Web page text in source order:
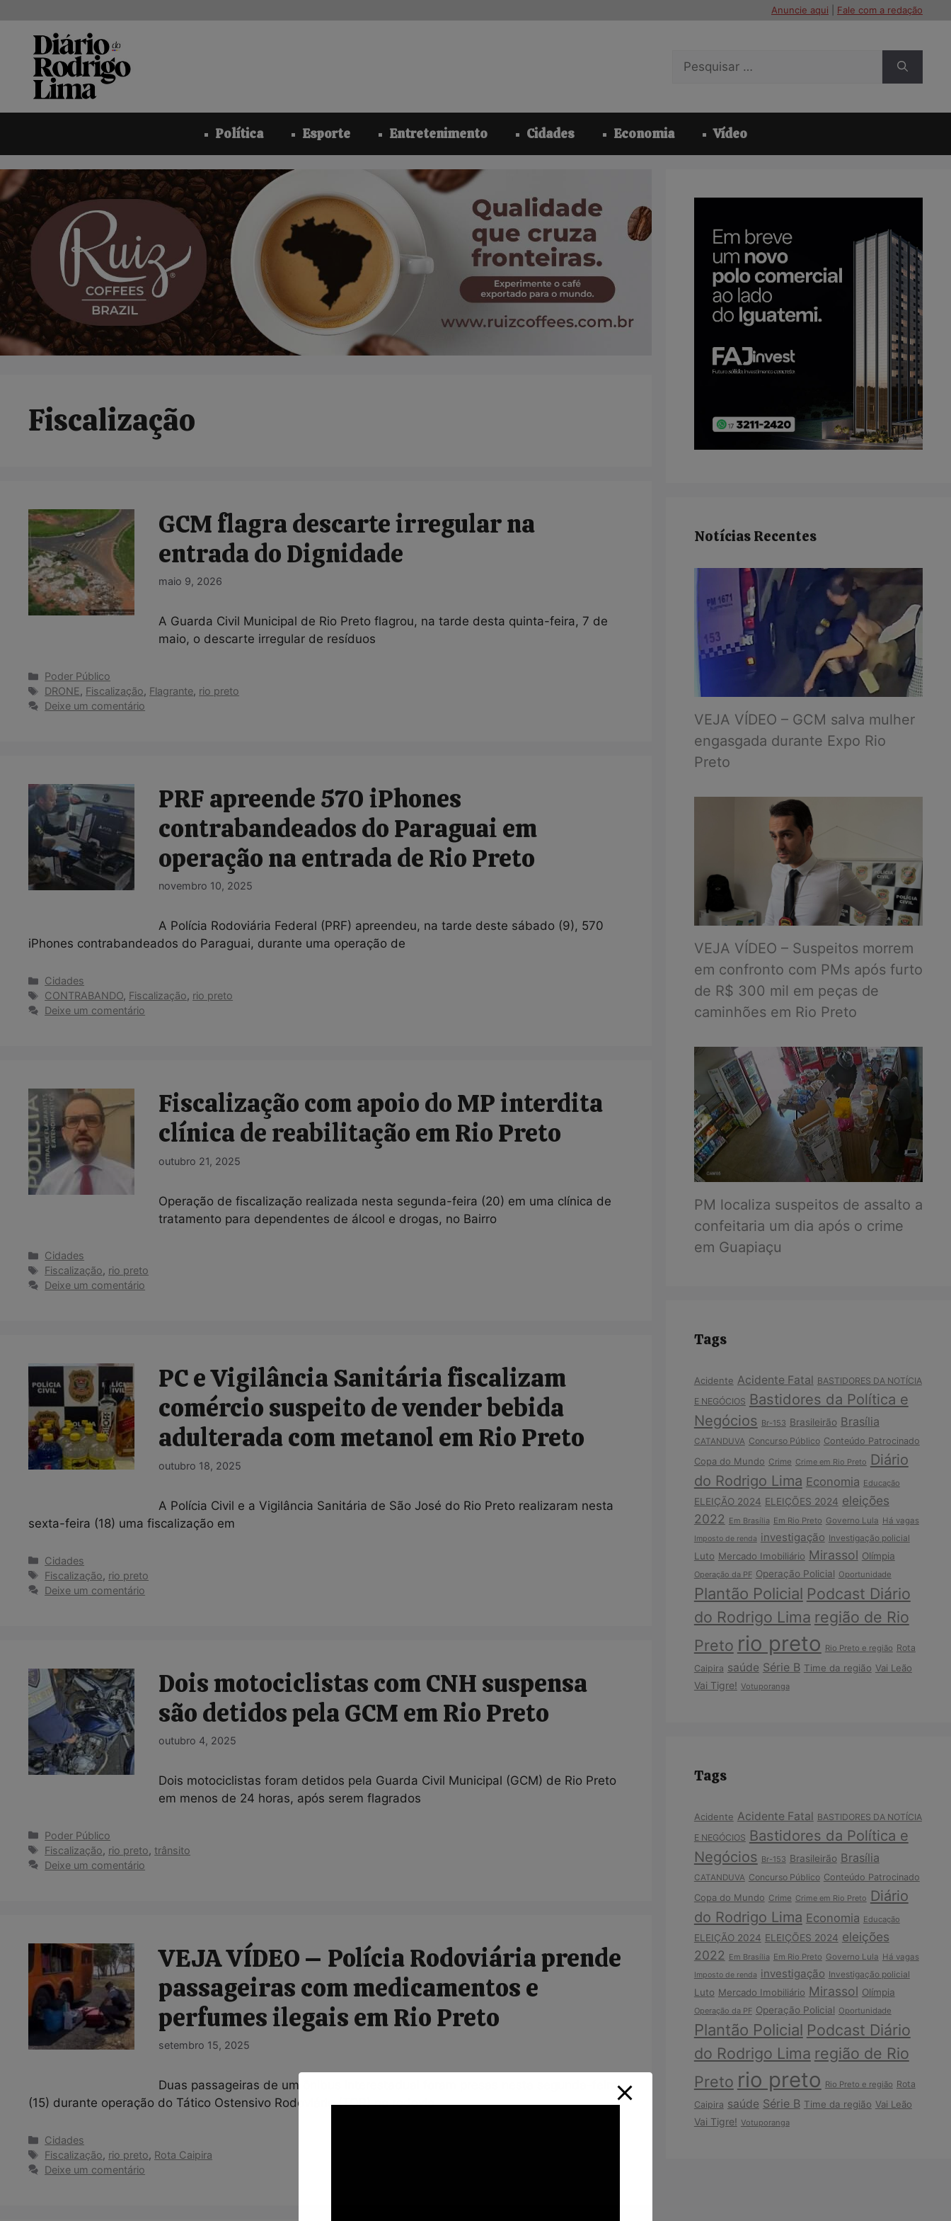
conteúdo
Anuncie aqui Fale com a redação
por:
Política Esporte Entretenimento Cidades Economia Vídeo
Fiscalização
GCM flagra descarte irregular na
entrada do Dignidade
maio 9, 2026
A Guarda Civil Municipal de Rio Preto flagrou, na tarde desta quinta-feira, 7 de
maio, o descarte irregular de resíduos
Categorias
Poder Público
Tags
DRONE , Fiscalização, Flagrante, rio preto
Deixe um comentário
PRF apreende 570 iPhones
contrabandeados do Paraguai em
operação na entrada de Rio Preto
novembro 10, 2025
A Polícia Rodoviária Federal (PRF) apreendeu, na tarde deste sábado (9), 570
iPhones contrabandeados do Paraguai, durante uma operação de
Categorias
Cidades
Tags
CONTRABANDO, Fiscalização, rio preto
Deixe um comentário
Fiscalização com apoio do MP interdita
clínica de reabilitação em Rio Preto
outubro 21, 2025
Operação de fiscalização realizada nesta segunda-feira (20) em uma clínica de
tratamento para dependentes de álcool e drogas, no Bairro
Categorias
Cidades
Tags
Fiscalização, rio preto
Deixe um comentário
PC e Vigilância Sanitária fiscalizam
comércio suspeito de vender bebida
adulterada com metanol em Rio Preto
outubro 18, 2025
A Polícia Civil e a Vigilância Sanitária de São José do Rio Preto realizaram nesta
sexta-feira (18) uma fiscalização em
Categorias
Cidades
Tags
Fiscalização, rio preto
Deixe um comentário
Dois motociclistas com CNH suspensa
são detidos pela GCM em Rio Preto
outubro 4, 2025
Dois motociclistas foram detidos pela Guarda Civil Municipal (GCM) de Rio Preto
em menos de 24 horas, após serem flagrados
Categorias
Poder Público
Tags
Fiscalização, rio preto,trânsito
Deixe um comentário
VEJA VÍDEO – Polícia Rodoviária prende
passageiras com medicamentos e
perfumes ilegais em Rio Preto
setembro 15, 2025
Duas passageiras de um ônibus interestadual foram presas nesta segunda-feira
(15) durante operação do Tático Ostensivo Rodoviário (TOR) na rodovia
Categorias
Cidades
Tags
Fiscalização, rio preto, Rota Caipira
Deixe um comentário
Notícias Recentes
VEJA VÍDEO – GCM salva mulher
engasgada durante Expo Rio
Preto
VEJA VÍDEO – Suspeitos morrem
em confronto com PMs após furto
de R$ 300 mil em peças de
caminhões em Rio Preto
PM localiza suspeitos de assalto a
confeitaria um dia após o crime
em Guapiaçu
Tags
Acidente Acidente Fatal BASTIDORES DA NOTÍCIA
E NEGÓCIOS Bastidores da Política e
Negócios Br-153 Brasileirão Brasília
CATANDUVA Concurso Público Conteúdo Patrocinado
Copa do Mundo Crime Crime em Rio Preto Diário
do Rodrigo Lima Economia Educação
ELEIÇÃO 2024 ELEIÇÕES 2024 eleições
2022 Em Brasília Em Rio Preto Governo Lula Há vagas
Imposto de renda investigação Investigação policial
Luto Mercado Imobiliário Mirassol Olímpia
Operação da PF Operação Policial Oportunidade
Plantão Policial Podcast Diário
do Rodrigo Lima região de Rio
Preto rio preto Rio Preto e região Rota
Caipira saúde Série B Time da região Vai Leão
Vai Tigre! Votuporanga
Tags
Acidente Acidente Fatal BASTIDORES DA NOTÍCIA
E NEGÓCIOS Bastidores da Política e
Negócios Br-153 Brasileirão Brasília
CATANDUVA Concurso Público Conteúdo Patrocinado
Copa do Mundo Crime Crime em Rio Preto Diário
do Rodrigo Lima Economia Educação
ELEIÇÃO 2024 ELEIÇÕES 2024 eleições
2022 Em Brasília Em Rio Preto Governo Lula Há vagas
Imposto de renda investigação Investigação policial
Luto Mercado Imobiliário Mirassol Olímpia
Operação da PF Operação Policial Oportunidade
Plantão Policial Podcast Diário
do Rodrigo Lima região de Rio
Preto rio preto Rio Preto e região Rota
Caipira saúde Série B Time da região Vai Leão
Vai Tigre! Votuporanga